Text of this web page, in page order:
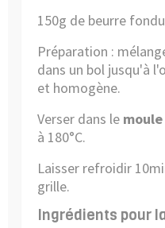
150g de beurre fondu
Préparation :
dans un bol jusqu'à
et homogène.
Verser dans le moule
à 180°C.
Laisser refroidir
grille.
Ingrédients pour